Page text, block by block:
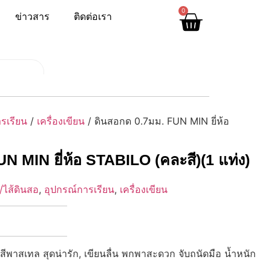
ข่าวสาร ติดต่อเรา
0
เรียน / เครื่องเขียน / ดินสอกด 0.7มม. FUN MIN ยี่ห้อ
MIN ยี่ห้อ STABILO (คละสี)(1 แท่ง)
ส้ดินสอ, อุปกรณ์การเรียน, เครื่องเขียน
พาสเทล สุดน่ารัก, เขียนลื่น พกพาสะดวก จับถนัดมือ น้ำหนัก